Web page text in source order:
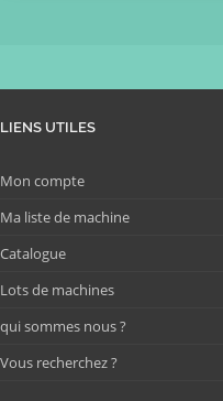
LIENS UTILES
Mon compte
Ma liste de machine
Catalogue
Lots de machines
qui sommes nous ?
Vous recherchez ?